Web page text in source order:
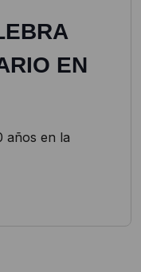
EN
años en la